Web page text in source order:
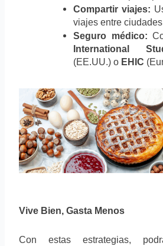
Compartir viajes:
viajes entre
Seguro médico:
International
(EE.UU.) o EHIC
Vive Bien, Gasta Menos
Con estas estrategias,